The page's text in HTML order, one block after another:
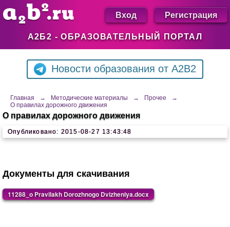
А2Б2 - ОБРАЗОВАТЕЛЬНЫЙ ПОРТАЛ
Вход Регистрация
Новости образования от A2B2
Главная → Методические материалы → Прочее
→
О правилах дорожного движения
О правилах дорожного движения
Опубликовано: 2015-08-27 13:43:48
Документы для скачивания
11288_o Pravilakh Dorozhnogo Dvizheniya.docx